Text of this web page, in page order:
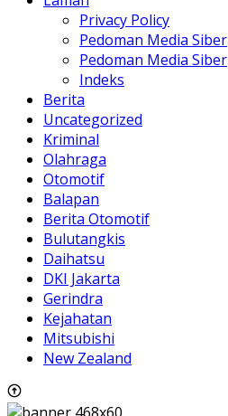
Privacy Policy
Pedoman Media Siber
Pedoman Media Siber
Indeks
Berita
Uncategorized
Kriminal
Olahraga
Otomotif
Balapan
Berita Otomotif
Bulutangkis
Daihatsu
DKI Jakarta
Gerindra
Kejahatan
Mitsubishi
New Zealand